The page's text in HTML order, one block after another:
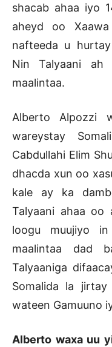
shacab ahaa iyo
aheyd oo
nafteeda u
Nin Talyaani
maalintaa.
Alberto Alpozzi
wareystay
Cabdullahi Elim
dhacda xun oo
kale ay ka
Talyaani ahaa oo
loogu muujiyo
maalintaa dad
Talyaaniga
Somalida la
wateen Gamuuno
Alberto waxa uu